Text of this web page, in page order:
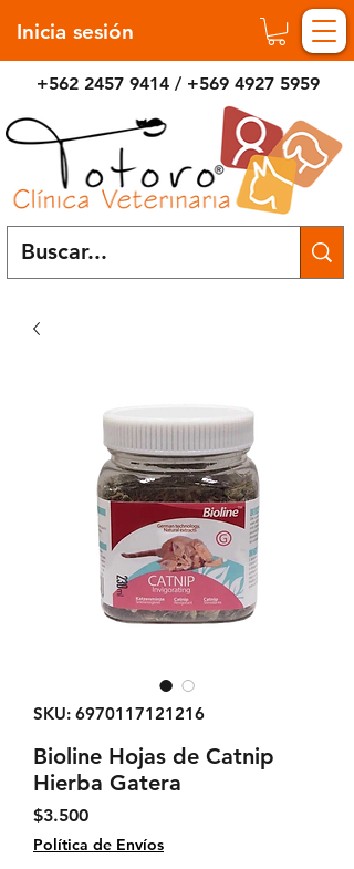
Inicia sesión
+562 2457 9414 / +569 4927 5959
SKU: 6970117121216
Bioline Hojas de Catnip
Hierba Gatera
$3.500Precio
Política de Envíos